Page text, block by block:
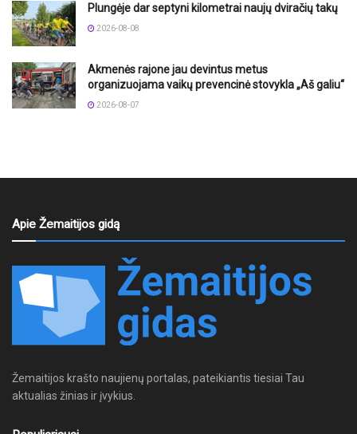
Plungėje dar septyni kilometrai naujų dviračių takų
2026-08-08
Akmenės rajone jau devintus metus
organizuojama vaikų prevencinė stovykla „Aš galiu“
2026-08-07
Apie Žemaitijos gidą
Žemaitijos krašto naujienų portalas, pateikiantis tiesiai Tau
aktualias žinias ir įvykius.